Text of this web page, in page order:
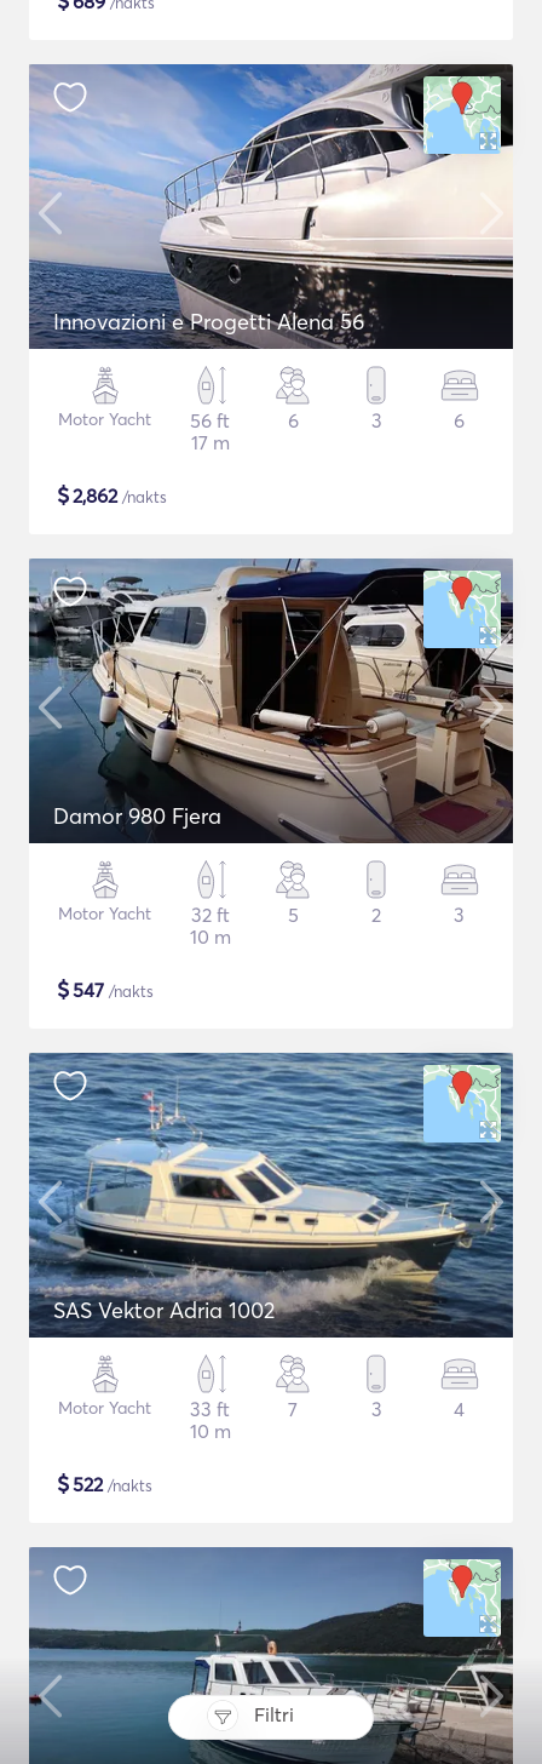
Filtri
Innovazioni e Progetti Alena 56
Motor Yacht
56 ft
17 m
6 3 6
$2,862/nakts
Damor 980 Fjera
Motor Yacht
32 ft
10 m
5 2 3
$547 /nakts
SAS Vektor Adria 1002
Motor Yacht
33 ft
10 m
7 3 4
$522/nakts